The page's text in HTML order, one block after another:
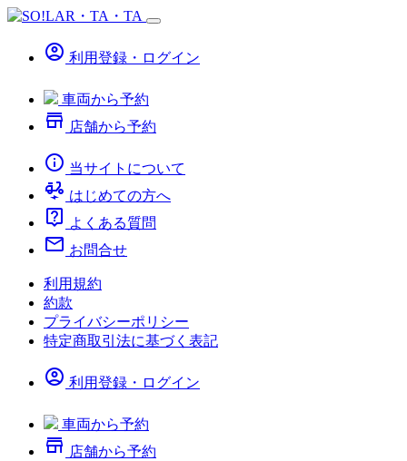
account_circle 利用登録・ログイン
車両から予約
store 店舗から予約
info 当サイトについて
electric_moped はじめての方へ
live_help よくある質問
mail お問合せ
利用規約
約款
プライバシーポリシー
特定商取引法に基づく表記
account_circle 利用登録・ログイン
車両から予約
store 店舗から予約